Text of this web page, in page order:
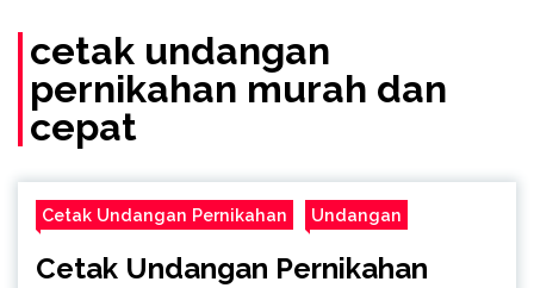
cetak undangan
pernikahan murah dan
cepat
Cetak Undangan Pernikahan Undangan
Cetak Undangan Pernikahan